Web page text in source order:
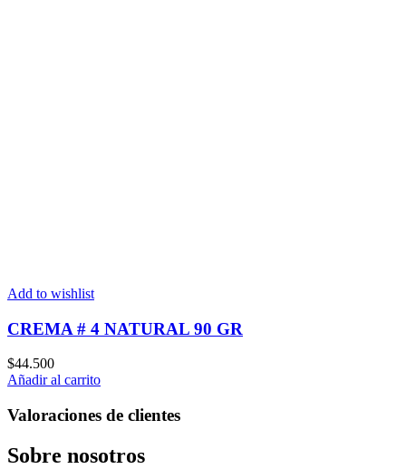
Add to wishlist
CREMA # 4 NATURAL 90 GR
$44.500
Añadir al carrito
Valoraciones de clientes
Sobre nosotros